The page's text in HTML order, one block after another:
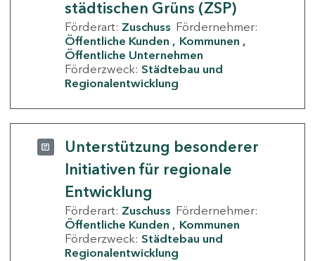
städtischen Grüns (ZSP)
Förderart: Zuschuss Fördernehmer:
Öffentliche Kunden
Kommunen
Öffentliche Unternehmen
Förderzweck: Städtebau und
Regionalentwicklung
Unterstützung besonderer
Initiativen für regionale
Entwicklung
Förderart: Zuschuss Fördernehmer:
Öffentliche Kunden
Kommunen
Förderzweck: Städtebau und
Regionalentwicklung